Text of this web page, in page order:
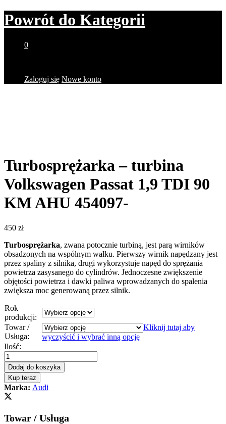
Powrót do Kategorii
0
Zaloguj się Nowe konto
Turbosprężarka – turbina
Volkswagen Passat 1,9 TDI 90
KM AHU 454097-
450 zł
Turbosprężarka, zwana potocznie turbiną, jest parą wirników
obsadzonych na wspólnym wałku. Pierwszy wirnik napędzany jest
przez spaliny z silnika, drugi wykorzystuje napęd do sprężania
powietrza zasysanego do cylindrów. Jednoczesne zwiększenie
objętości powietrza i dawki paliwa wprowadzanych do spalenia
zwiększa moc generowaną przez silnik.
Rok
produkcji:
Towar /
Usługa:
Kliknij tutaj aby
wyczyścić i wybrać inną opcję
Turbosprężarka
turbina
Volkswagen
Passat
1,9
TDI
KM
Ilość:
Dodaj do koszyka
Kup teraz
Marka: Audi
Towar / Usługa